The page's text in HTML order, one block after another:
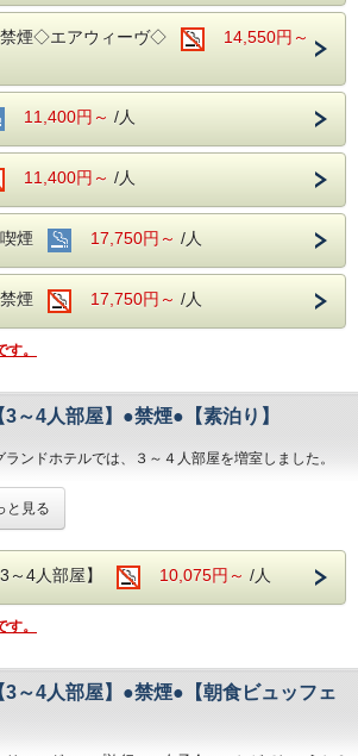
間：７：００～１０：００ （最終入場 ９：３０）
めしも楽しめる和洋折衷のバイキングをご準備して
す。
クセス■３つの主要駅と地下鉄が全て隣接！！
古屋駅：徒歩１分
古屋駅：徒歩１分
古屋駅：徒歩４分
スセンター：当ホテルの建物３・４階より高速バスが
なでお出かけ♪観光スポットのご案内■
城：お城好きな方にも好評の名古屋城。
港水族館：子供も大人も楽しめる大迫力のイルカパフ
ンス◎
禁煙◇エアウィーヴ◇
14,550円～
11,400円～ /人
11,400円～ /人
煙 17,750円～ /人
煙 17,750円～ /人
。
～4人部屋】●禁煙●【素泊り】
ランドホテルでは、３～４人部屋を増室しました。
ームのみとなります。
のお子様●
のお子様は2名様までとさせていただきます。
ンビューのお部屋もございます●
の方はホテルへご連絡をお願い致します。
すめ観光スポット◇
と見る
～4人部屋】 10,075円～ /人
。
3～4人部屋】●禁煙●【朝食ビュッフェ